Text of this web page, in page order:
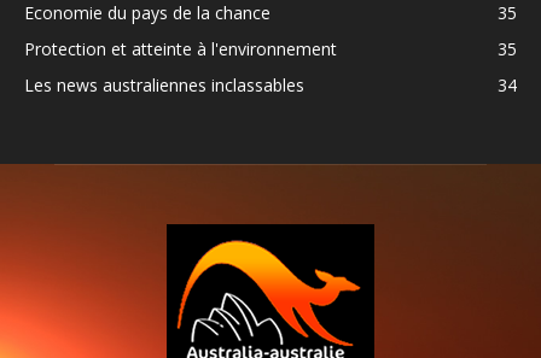
Economie du pays de la chance
35
Protection et atteinte à l'environnement
35
Les news australiennes inclassables
34